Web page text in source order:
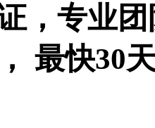
，专业
最快30